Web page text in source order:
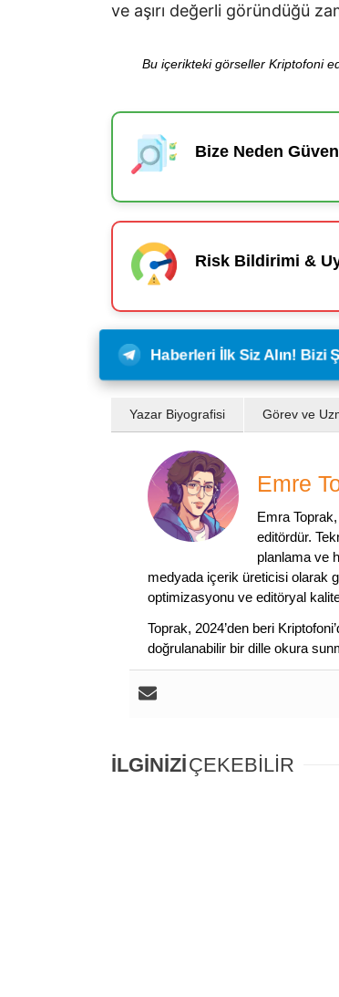
ve aşırı değerli göründüğü
Bu içerikteki görseller Kriptofoni
Bize Neden
Risk Bildirimi &
Haberleri İlk Siz Alın!
Yazar Biyografisi Görev ve
Emre
Emra
editördür.
planlama ve
medyada içerik üreticisi olarak
optimizasyonu ve editöryal
Toprak, 2024’den beri
doğrulanabilir bir dille okura
İLGİNİZİÇEKEBİLİR